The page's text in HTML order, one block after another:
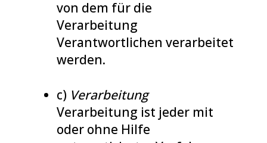
von dem für die
Verarbeitung
Verantwortlichen verarbeitet
werden.
c) Verarbeitung
Verarbeitung ist jeder mit
oder ohne Hilfe